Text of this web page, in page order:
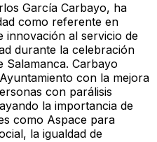
García Carbayo, ha
como referente en
innovación al servicio de
durante la celebración
Salamanca. Carbayo
con la mejora
con parálisis
la importancia de
como Aspace para
la igualdad de